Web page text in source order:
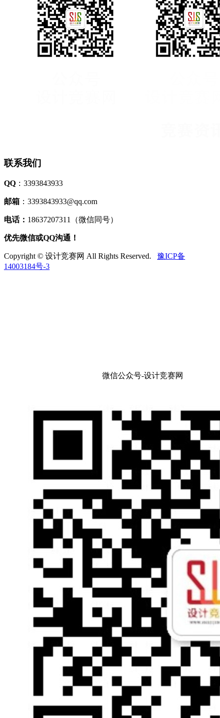
联系我们
QQ ：3393843933
邮箱 ：3393843933@qq.com
电话： 18637207311（微信同号）
优先微信或QQ沟通！
Copyright © 设计竞赛网 All Rights Reserved.
豫ICP备
14003184号-3
微信公众号-设计竞赛网